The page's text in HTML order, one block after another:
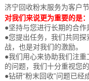
济宁回收粉末服务为客户节
对我们来说更为重要的是：
●坚持与您进行长期的合作
●您提出任务，我们共同
战，也是对我们的激励。
●我们用心来协助我们注
的问题，我们十分重视您的
●钻研“粉末回收”问题已